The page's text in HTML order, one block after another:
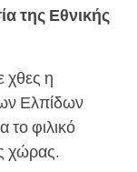
της Εθνικής
η
Ελπίδων
το φιλικό
χώρας.